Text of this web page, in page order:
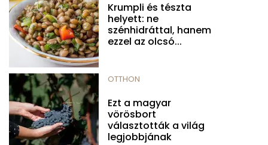
Krumpli és tészta
helyett: ne
szénhidráttal, hanem
ezzel az olcsó...
OTTHON
Ezt a magyar
vörösbort
választották a világ
legjobbjának